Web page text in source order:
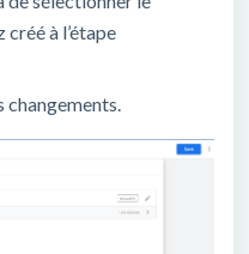
à l’étape